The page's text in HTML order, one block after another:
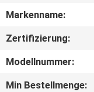
ÜBER
UNS
Markenname:
Zertifizierung:
Modellnummer:
Min Bestellmenge: